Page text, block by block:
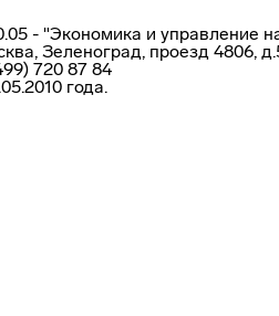
- "Экономика и управление
Зеленоград, проезд 4806,
720 87 84
года.